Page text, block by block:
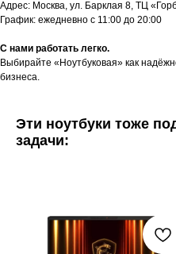
Адрес: Москва, ул. Барклая 8, ТЦ
График: ежедневно с 11:00 до 20:00
С нами работать легко.
Выбирайте «Ноутбуковая» как
бизнеса.
Эти ноутбуки тоже
задачи: